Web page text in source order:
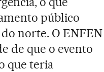
público
norte. O ENFEN
de que o evento
que teria